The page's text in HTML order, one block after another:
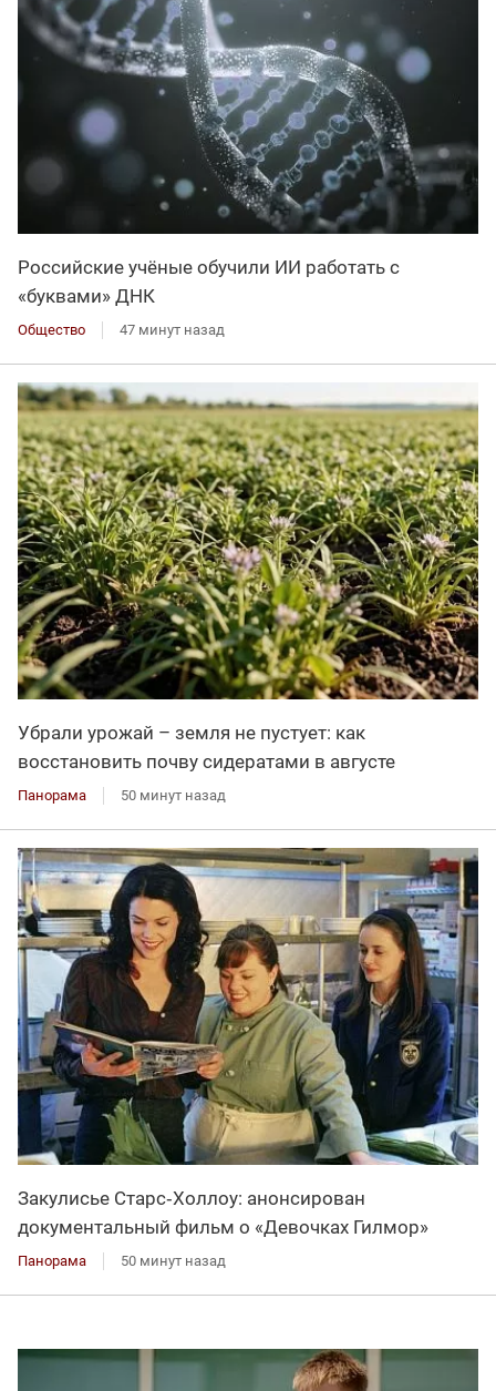
Российские учёные обучили ИИ работать с
«буквами» ДНК
Общество 47 минут назад
Убрали урожай – земля не пустует: как
восстановить почву сидератами в августе
Панорама 50 минут назад
Закулисье Старс‑Холлоу: анонсирован
документальный фильм о «Девочках Гилмор»
Панорама 50 минут назад